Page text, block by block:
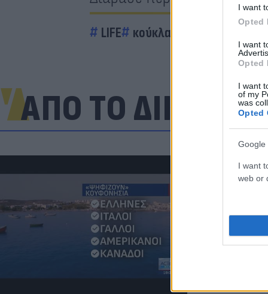
I want
Opted
I want
Opted
I want
of my
was
Opted
Google
I want
web or
LIFE κούκλα
ΑΠΟ ΤΟ ΔΙΚΤΥΟ
μεγάλη